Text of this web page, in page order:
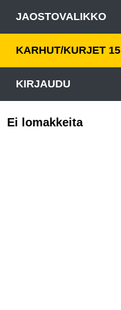
JAOSTOVALIKKO
KARHUT/KURJET 15
KIRJAUDU
Ei lomakkeita